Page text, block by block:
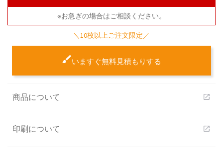
※お急ぎの場合はご相談ください。
＼10枚以上ご注文限定／
いますぐ無料見積もりする
商品について open_in_new
印刷について open_in_new